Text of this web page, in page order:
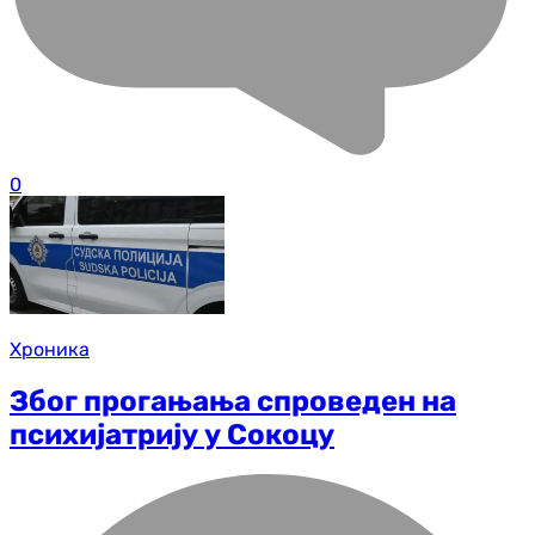
0
Хроника
Због прогањања спроведен на
психијатрију у Сокоцу